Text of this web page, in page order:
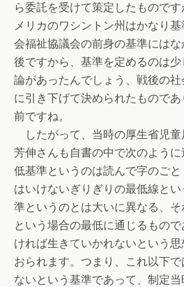
ら委託を受けて策定したもので
メリカのワシントン州はかなり
会福祉協議会の前身の基準には
後ですから、基準を定めるのは
論があったんでしょう、戦後の
に引き下げて決められたものであ
前ですね。
したがって、当時の厚生省児
芳伸さんも自書の中で次のよう
低基準というのは読んで字のご
はいけないぎりぎりの最低線と
準というのとは大いに異なる、
という場合の最低に通じるもの
ければ生きていかれないという
おられます。つまり、これ以下
ないという基準であって、制定